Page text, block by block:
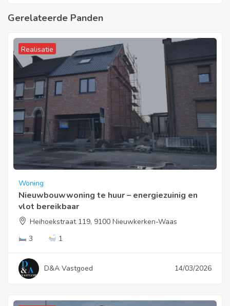
Gerelateerde Panden
Realisatie
Woning
Nieuwbouwwoning te huur – energiezuinig en
vlot bereikbaar
Heihoekstraat 119, 9100 Nieuwkerken-Waas
3
1
D&A Vastgoed 14/03/2026